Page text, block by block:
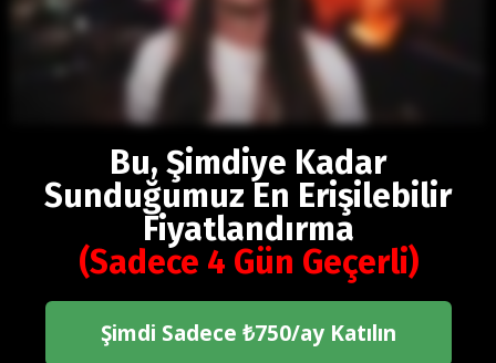
Bu, Şimdiye Kadar
Sunduğumuz En Erişilebilir
Fiyatlandırma
(Sadece 4 Gün Geçerli)
Şimdi Sadece ₺750/ay Katılın